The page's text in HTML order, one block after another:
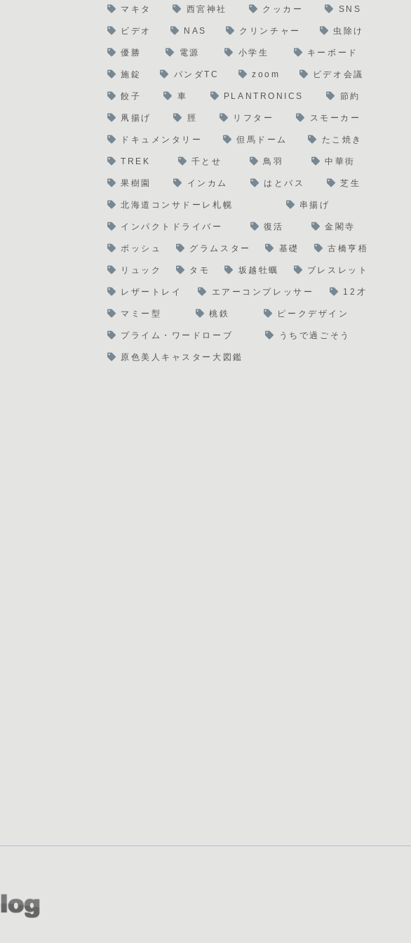
マキタ 西宮神社 クッカー SNS
ビデオ NAS クリンチャー 虫除け
優勝 電源 小学生 キーボード
施錠 パンダTC zoom ビデオ会議
餃子 車 PLANTRONICS 節約
凧揚げ 脛 リフター スモーカー
ドキュメンタリー 但馬ドーム たこ焼き
TREK 千とせ 鳥羽 中華街
果樹園 インカム はとバス 芝生
北海道コンサドーレ札幌 串揚げ
インパクトドライバー 復活 金閣寺
ボッシュ グラムスター 基礎 古橋亨梧
リュック タモ 坂越牡蠣 ブレスレット
レザートレイ エアーコンプレッサー 12才
マミー型 桃鉄 ピークデザイン
プライム・ワードローブ うちで過ごそう
原色美人キャスター大図鑑